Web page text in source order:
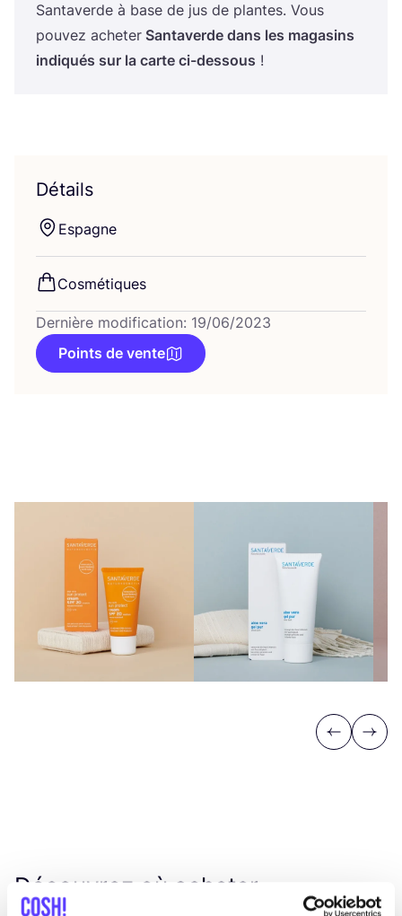
San­ta­verde à base de jus de plantes. Vous
pou­vez ache­ter San­ta­verde dans les maga­sins
indi­qués sur la carte ci-des­sous !
Détails
Espagne
Cos­mé­tiques
Dernière modification: 19/06/2023
Points de vente
Previous
Next
Découvrez où acheter